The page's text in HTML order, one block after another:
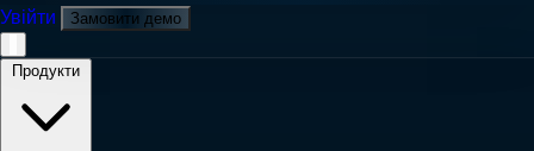
Увійти
Замовити демо
Мобільне навігаційне меню
Продукти